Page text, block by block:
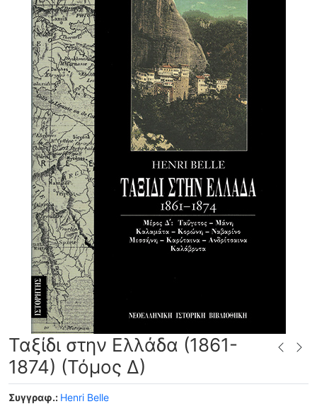
Ταξίδι στην Ελλάδα (1861-
1874) (Τόμος Δ)
Συγγραφ.: Henri Belle